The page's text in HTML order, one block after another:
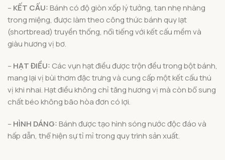
–KẾT CẤU: Bánh có độ giòn xốp lý tưởng, tan nhẹ nhàng
trong miệng, được làm theo công thức bánh quy lạt
(shortbread) truyền thống, nổi tiếng với kết cấu mềm và
giàu hương vị bơ.
–HẠT ĐIỀU: Các vụn hạt điều được trộn đều trong bột bánh,
mang lại vị bùi thơm đặc trưng và cung cấp một kết cấu thú
vị khi nhai. Hạt điều không chỉ tăng hương vị mà còn bổ sung
chất béo không bão hòa đơn có lợi.
–HÌNH DÁNG: Bánh được tạo hình sóng nước độc đáo và
hấp dẫn, thể hiện sự tỉ mỉ trong quy trình sản xuất.